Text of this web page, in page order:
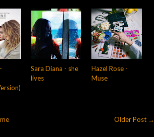
Sara Diana - she
lives
Hazel Rose -
Muse
Older Post →